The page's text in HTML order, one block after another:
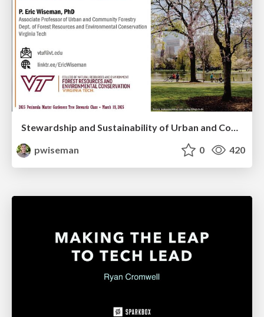
Stewardship and Sustainability of Urban and Community Forests
pwiseman
0 420